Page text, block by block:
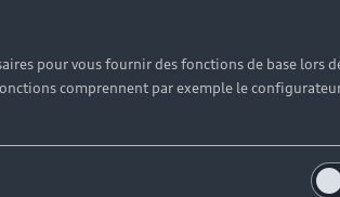
Q7 en
pour vous fournir des fonctions de base lors
comprennent par exemple le